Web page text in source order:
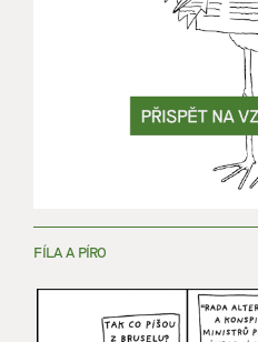
FÍLA A PÍRO